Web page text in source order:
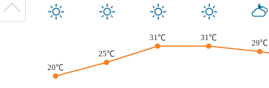
20℃
25℃
31℃ 31℃
29℃